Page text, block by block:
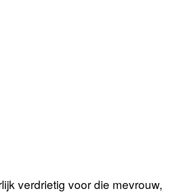
verdrietig voor die mevrouw,